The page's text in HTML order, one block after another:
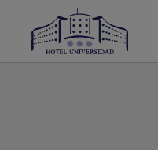
Catedral De San Juan Bautista